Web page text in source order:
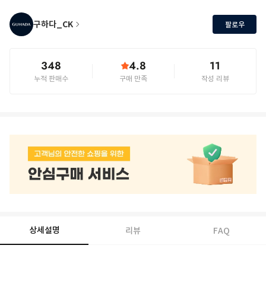
구하다_CK 팔로우
348
누적 판매수
4.8
구매 만족
11
작성 리뷰
상세설명 리뷰 FAQ